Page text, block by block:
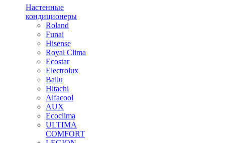
Настенные
кондиционеры
Roland
Funai
Hisense
Royal Clima
Ecostar
Electrolux
Ballu
Hitachi
Alfacool
AUX
Ecoclima
ULTIMA
COMFORT